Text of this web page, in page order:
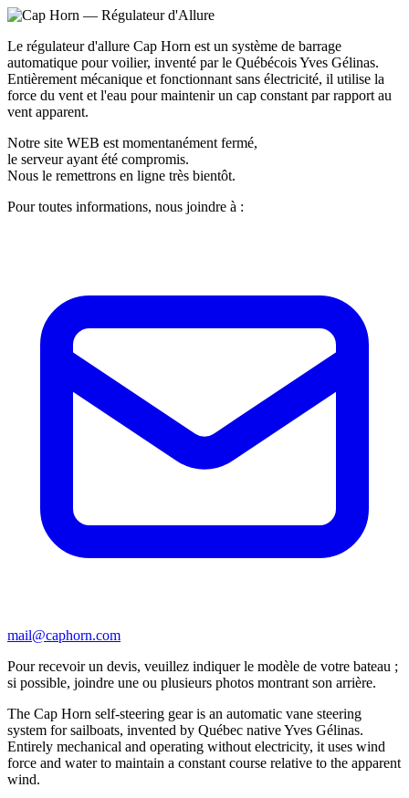
Le régulateur d'allure Cap Horn est un système de barrage
automatique pour voilier, inventé par le Québécois Yves Gélinas.
Entièrement mécanique et fonctionnant sans électricité, il utilise la
force du vent et l'eau pour maintenir un cap constant par rapport au
vent apparent.
Notre site WEB est momentanément fermé,
le serveur ayant été compromis.
Nous le remettrons en ligne très bientôt.
Pour toutes informations, nous joindre à :
mail@caphorn.com
Pour recevoir un devis, veuillez indiquer le modèle de votre bateau ;
si possible, joindre une ou plusieurs photos montrant son arrière.
The Cap Horn self-steering gear is an automatic vane steering
system for sailboats, invented by Québec native Yves Gélinas.
Entirely mechanical and operating without electricity, it uses wind
force and water to maintain a constant course relative to the apparent
wind.